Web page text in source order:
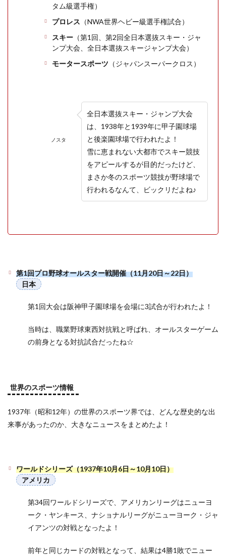
タム級選手権）
プロレス （NWA世界ヘビー級選手権試合）
スキー （第1回、第2回全日本選抜スキー・ジャ
ンプ大会、全日本選抜スキージャンプ大会）
モータースポーツ （ジャパンスーパークロス）
ノスタ
全日本選抜スキー・ジャンプ大会
は、1938年と1939年に甲子園球場
と後楽園球場で行われたよ！
雪に恵まれない大都市でスキー競技
をアピールするが目的だったけど、
まさか冬のスポーツ競技が野球場で
行われるなんて、ビックリだよね♪
第1回プロ野球オールスター戦開催（11月20日～22日）
日本
第1回大会は阪神甲子園球場を会場に3試合が行われたよ！
当時は、職業野球東西対抗戦と呼ばれ、オールスターゲーム
の前身となる対抗試合だったね☆
世界のスポーツ情報
1937年（昭和12年）の世界のスポーツ界では、どんな歴史的な出
来事があったのか、大きなニュースをまとめたよ！
ワールドシリーズ（1937年10月6日～10月10日）
アメリカ
第34回ワールドシリーズで、アメリカンリーグはニューヨ
ーク・ヤンキース、ナショナルリーグがニューヨーク・ジャ
イアンツの対戦となったよ！
前年と同じカードの対戦となって、結果は4勝1敗でニュー